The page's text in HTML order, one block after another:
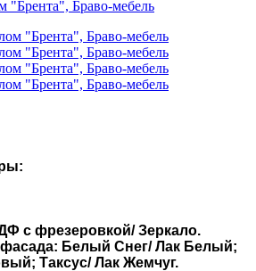
"Брента", Браво-мебель
с фрезеровкой/ Зеркало.
Белый Снег/ Лак Белый;
Таксус/ Лак Жемчуг.